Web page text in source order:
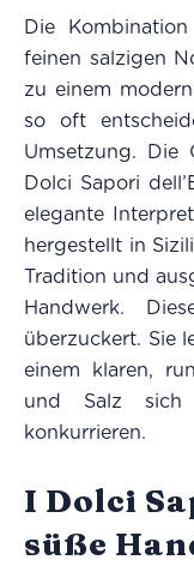
Die
feinen salzigen
zu einem
so oft
Umsetzung. Die
Dolci Sapori
elegante
hergestellt in
Tradition und
Handwerk.
überzuckert. Sie
einem klaren,
und Salz sich
konkurrieren.
I Dolci
süße